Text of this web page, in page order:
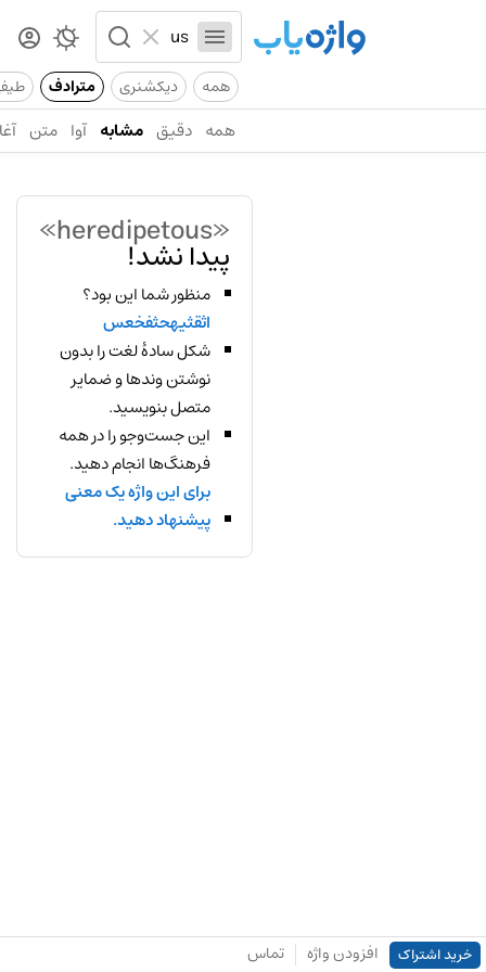
همه دیکشنری مترادف
همه دقیق مشابه آوا متن
«heredipetous»
پیدا نشد!
منظور شما این بود؟
اثقثیهحثفخعس
شکل سادهٔ لغت را بدون
نوشتن وندها و ضمایر
متصل بنویسید.
این جست‌وجو را در همه
فرهنگ‌ها انجام دهید.
برای این واژه یک معنی
پیشنهاد دهید.
خرید اشتراک افزودن واژه تماس